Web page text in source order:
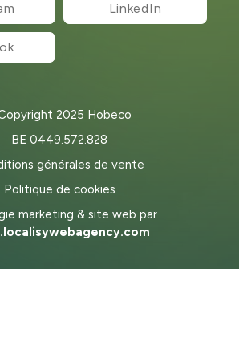
LinkedIn
2025 Hobeco
BE 0449.572.828
générales de vente
Politique de cookies
marketing & site web par